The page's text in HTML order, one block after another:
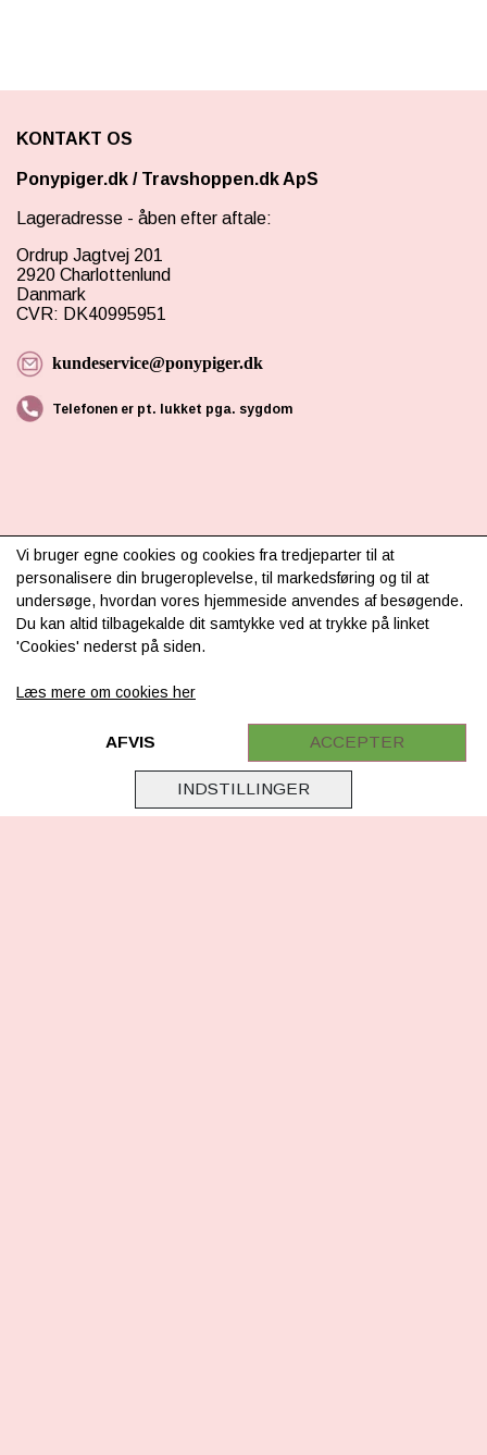
KONTAKT OS
Ponypiger.dk / Travshoppen.dk ApS
Lageradresse - åben efter aftale:
Ordrup Jagtvej 201
2920 Charlottenlund
Danmark
CVR: DK40995951
kundeservice@ponypiger.dk
Telefonen er pt. lukket pga. sygdom
INFORMATION
Om os
Levering & betaling
FAQ
Virksomhedsoplysninger
Vi bruger egne cookies og cookies fra tredjeparter til at
personalisere din brugeroplevelse, til markedsføring og til at
undersøge, hvordan vores hjemmeside anvendes af besøgende.
Du kan altid tilbagekalde dit samtykke ved at trykke på linket
'Cookies' nederst på siden.
Læs mere om cookies her
INDSTILLINGER
AFVIS ACCEPTER